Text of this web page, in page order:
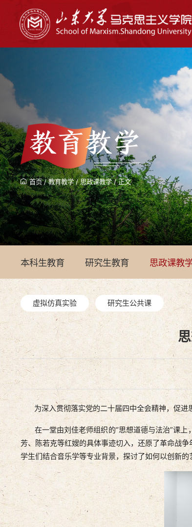
教育教学
首页/教育教学/思政课教学/正文
本科生教育 研究生教育 思政课教
虚拟仿真实验 研究生公共课
为深入贯彻落实党的二十届四中全会精神，促进
在一堂由刘佳老师组织的“思想道德与法治”课上
芳、陈若克等红嫂的具体事迹切入，还原了革命战
学生们结合音乐学等专业背景，探讨了如何以创新